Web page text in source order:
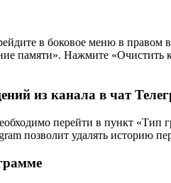
в боковое меню в правом
памяти». Нажмите «Очистить
из канала в чат
перейти в пункт «Тип
позволит удалять историю